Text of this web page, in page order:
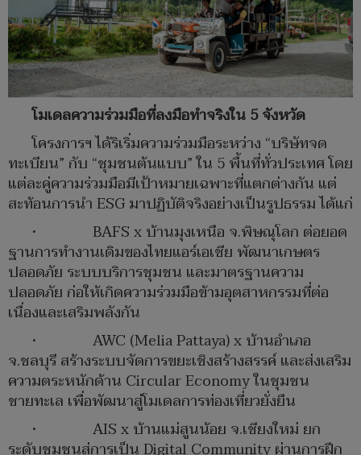
โมเดลความร่วมมือที่ลงมือทำจริงใน 5 จังหวัด
โครงการฯ ได้ริเริ่มความร่วมมือระหว่าง “บริษัทจด
ทะเบียน” กับ “ชุมชนต้นแบบ” ใน 5 พื้นที่ทั่วประเทศ โดย
แต่ละคู่ความร่วมมือมีเป้าหมายเฉพาะที่แตกต่างกัน แต่
สะท้อนการนำ ESG มาปฏิบัติจริงอย่างเป็นรูปธรรม ได้แก่
• BAFS x บ้านมุงเหนือ จ.พิษณุโลก ต่อยอด
ฐานการทำงานเดิมของไทยแอร์เอเชีย พัฒนาเกษตร
ปลอดภัย ระบบบริการชุมชน และมาตรฐานความ
ปลอดภัย ก่อให้เกิดความร่วมมือข้ามอุตสาหกรรมที่ต่อ
เนื่องและเสริมพลังกัน
• AWC (Melia Pattaya) x บ้านอำเภอ
จ.ชลบุรี สร้างระบบจัดการขยะเชิงสร้างสรรค์ และส่งเสริม
ความตระหนักด้าน Circular Economy ในชุมชน
ชายทะเล เพื่อพัฒนาสู่โมเดลการท่องเที่ยวยั่งยืน
• AIS x บ้านแม่สูนน้อย จ.เชียงใหม่ ยก
ระดับชุมชนสู่การเป็น Digital Community ผ่านการฝึก